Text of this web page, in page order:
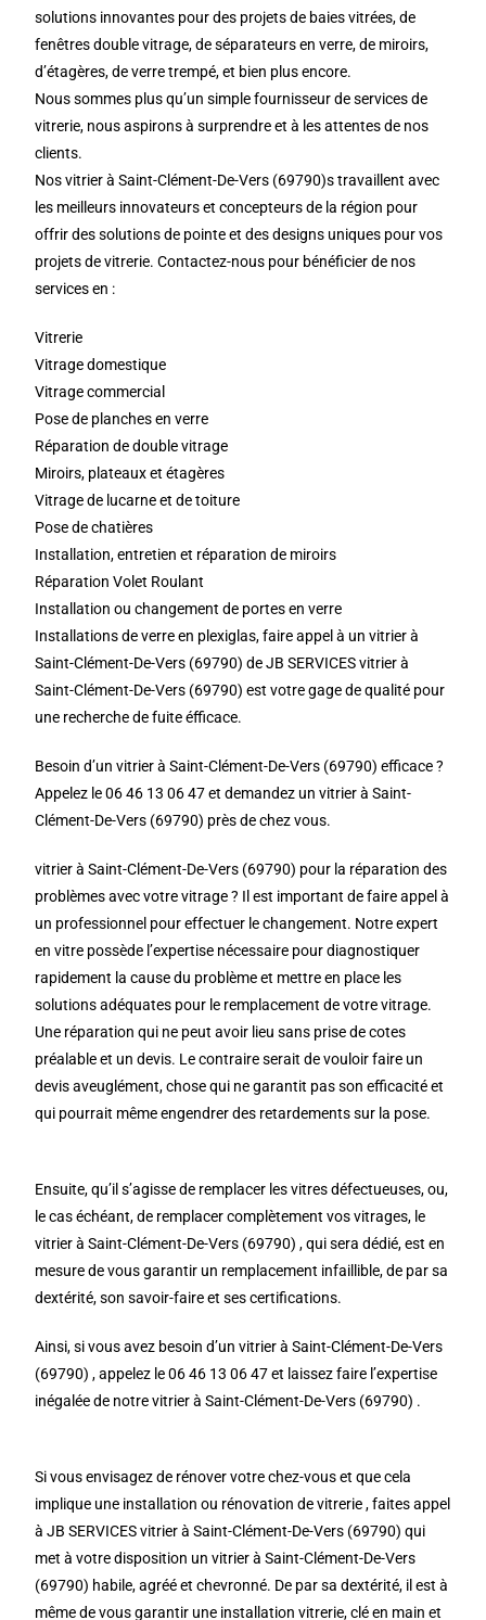
solutions innovantes pour des projets de baies vitrées, de
fenêtres double vitrage, de séparateurs en verre, de miroirs,
d’étagères, de verre trempé, et bien plus encore.
Nous sommes plus qu’un simple fournisseur de services de
vitrerie, nous aspirons à surprendre et à les attentes de nos
clients.
Nos vitrier à Saint-Clément-De-Vers (69790)s travaillent avec
les meilleurs innovateurs et concepteurs de la région pour
offrir des solutions de pointe et des designs uniques pour vos
projets de vitrerie. Contactez-nous pour bénéficier de nos
services en :
Vitrerie
Vitrage domestique
Vitrage commercial
Pose de planches en verre
Réparation de double vitrage
Miroirs, plateaux et étagères
Vitrage de lucarne et de toiture
Pose de chatières
Installation, entretien et réparation de miroirs
Réparation Volet Roulant
Installation ou changement de portes en verre
Installations de verre en plexiglas, faire appel à un vitrier à
Saint-Clément-De-Vers (69790) de JB SERVICES vitrier à
Saint-Clément-De-Vers (69790) est votre gage de qualité pour
une recherche de fuite éfficace.
Besoin d’un vitrier à Saint-Clément-De-Vers (69790) efficace ?
Appelez le 06 46 13 06 47 et demandez un vitrier à Saint-
Clément-De-Vers (69790) près de chez vous.
vitrier à Saint-Clément-De-Vers (69790) pour la réparation des
problèmes avec votre vitrage ? Il est important de faire appel à
un professionnel pour effectuer le changement. Notre expert
en vitre possède l’expertise nécessaire pour diagnostiquer
rapidement la cause du problème et mettre en place les
solutions adéquates pour le remplacement de votre vitrage.
Une réparation qui ne peut avoir lieu sans prise de cotes
préalable et un devis. Le contraire serait de vouloir faire un
devis aveuglément, chose qui ne garantit pas son efficacité et
qui pourrait même engendrer des retardements sur la pose.
Ensuite, qu’il s’agisse de remplacer les vitres défectueuses, ou,
le cas échéant, de remplacer complètement vos vitrages, le
vitrier à Saint-Clément-De-Vers (69790) , qui sera dédié, est en
mesure de vous garantir un remplacement infaillible, de par sa
dextérité, son savoir-faire et ses certifications.
Ainsi, si vous avez besoin d’un vitrier à Saint-Clément-De-Vers
(69790) , appelez le 06 46 13 06 47 et laissez faire l’expertise
inégalée de notre vitrier à Saint-Clément-De-Vers (69790) .
Si vous envisagez de rénover votre chez-vous et que cela
implique une installation ou rénovation de vitrerie , faites appel
à JB SERVICES vitrier à Saint-Clément-De-Vers (69790) qui
met à votre disposition un vitrier à Saint-Clément-De-Vers
(69790) habile, agréé et chevronné. De par sa dextérité, il est à
même de vous garantir une installation vitrerie, clé en main et